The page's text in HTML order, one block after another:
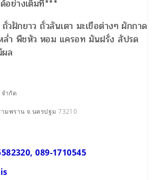
อย่างเต็มที่***
วฝักยาว ถั่วลันเตา มะเขือต่างๆ ผักกาด
ล่ำ พืชหัว หอม แครอท มันฝรั่ง สัปรด
ล
ำกัด
มพราน จ.นครปฐม 73210
089-1710545